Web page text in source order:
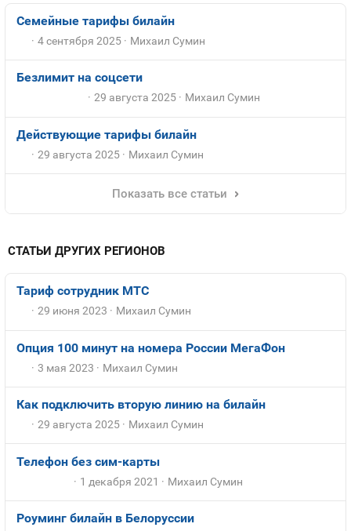
Семейные тарифы билайн
4 сентября 2025 Михаил Сумин
Безлимит на соцсети
29 августа 2025 Михаил Сумин
Действующие тарифы билайн
29 августа 2025 Михаил Сумин
Показать все статьи
СТАТЬИ ДРУГИХ РЕГИОНОВ
Тариф сотрудник МТС
29 июня 2023 Михаил Сумин
Опция 100 минут на номера России МегаФон
3 мая 2023 Михаил Сумин
Как подключить вторую линию на билайн
29 августа 2025 Михаил Сумин
Телефон без сим-карты
1 декабря 2021 Михаил Сумин
Роуминг билайн в Белоруссии